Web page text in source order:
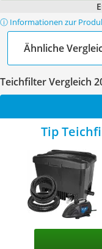
ⓘ Informationen zur
Ähnliche
Teichfilter Vergleich
Tip